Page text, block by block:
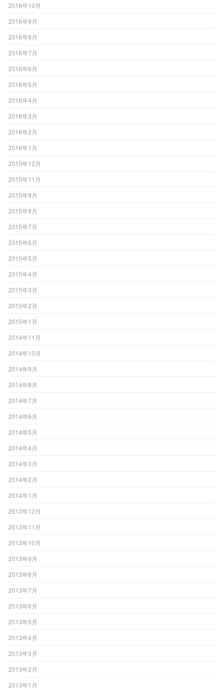
2016年10月
2016年9月
2016年8月
2016年7月
2016年6月
2016年5月
2016年4月
2016年3月
2016年2月
2016年1月
2015年12月
2015年11月
2015年9月
2015年8月
2015年7月
2015年6月
2015年5月
2015年4月
2015年3月
2015年2月
2015年1月
2014年11月
2014年10月
2014年9月
2014年8月
2014年7月
2014年6月
2014年5月
2014年4月
2014年3月
2014年2月
2014年1月
2013年12月
2013年11月
2013年10月
2013年9月
2013年8月
2013年7月
2013年6月
2013年5月
2013年4月
2013年3月
2013年2月
2013年1月